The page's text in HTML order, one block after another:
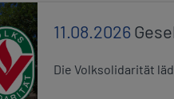
11.08.2026
Die Volksolidarität